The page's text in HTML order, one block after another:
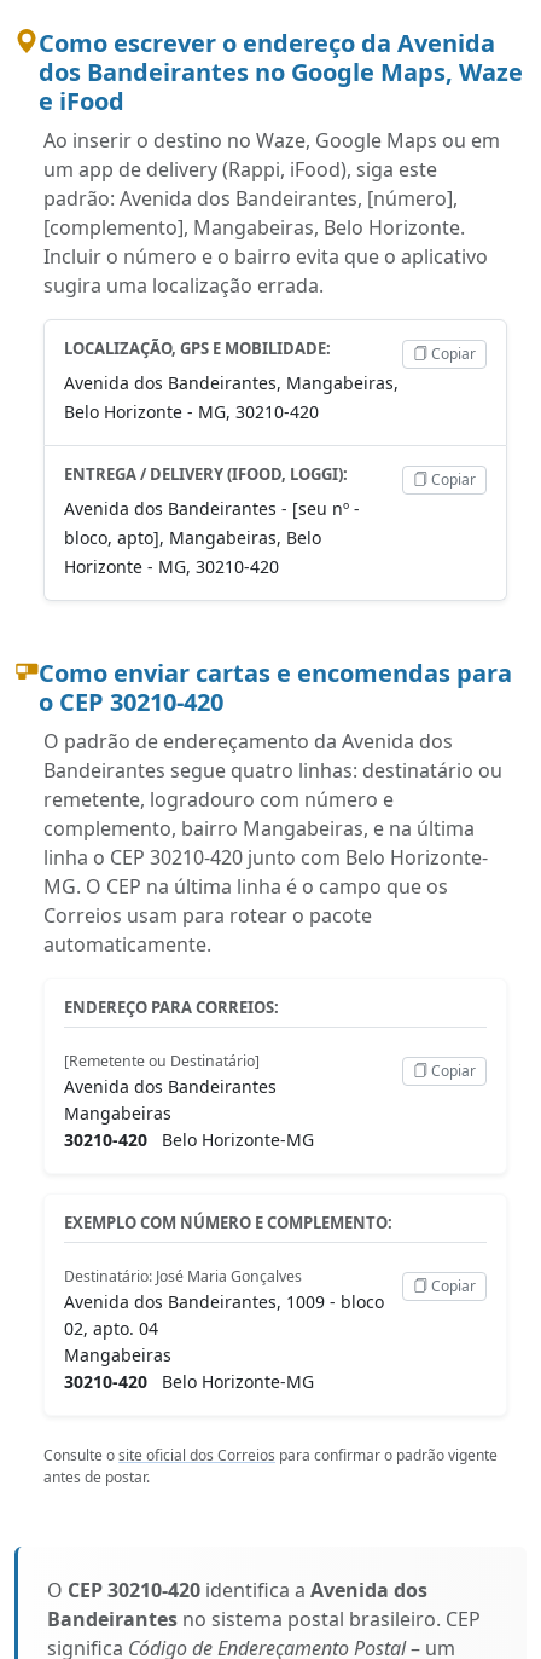
Como escrever o endereço da Avenida
dos Bandeirantes no Google Maps, Waze
e iFood
Ao inserir o destino no Waze, Google Maps ou em
um app de delivery (Rappi, iFood), siga este
padrão: Avenida dos Bandeirantes, [número],
[complemento], Mangabeiras, Belo Horizonte.
Incluir o número e o bairro evita que o aplicativo
sugira uma localização errada.
LOCALIZAÇÃO, GPS E MOBILIDADE:
Avenida dos Bandeirantes, Mangabeiras,
Belo Horizonte - MG, 30210-420
Copiar
ENTREGA / DELIVERY (IFOOD, LOGGI):
Avenida dos Bandeirantes - [seu nº -
bloco, apto], Mangabeiras, Belo
Horizonte - MG, 30210-420
Copiar
Como enviar cartas e encomendas para
o CEP 30210-420
O padrão de endereçamento da Avenida dos
Bandeirantes segue quatro linhas: destinatário ou
remetente, logradouro com número e
complemento, bairro Mangabeiras, e na última
linha o CEP 30210-420 junto com Belo Horizonte-
MG. O CEP na última linha é o campo que os
Correios usam para rotear o pacote
automaticamente.
ENDEREÇO PARA CORREIOS:
[Remetente ou Destinatário]
Avenida dos Bandeirantes
Mangabeiras
30210-420 Belo Horizonte-MG
Copiar
EXEMPLO COM NÚMERO E COMPLEMENTO:
Destinatário: José Maria Gonçalves
Avenida dos Bandeirantes, 1009 - bloco
02, apto. 04
Mangabeiras
30210-420 Belo Horizonte-MG
Copiar
Consulte osite oficial dos Correios para confirmar o padrão vigente
antes de postar.
O CEP 30210-420 identifica a Avenida dos
Bandeirantes no sistema postal brasileiro. CEP
significa Código de Endereçamento Postal– um